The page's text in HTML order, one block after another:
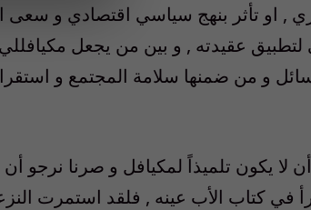
, او تأثر بنهج سياسي اقتصادي و
عقيدته , و بين من يجعل مكيافللي
و من ضمنها سلامة المجتمع و
أن لا يكون تلميذاً لمكيافل و صرنا نرجو
في كتاب الأب عينه , فلقد استمرت